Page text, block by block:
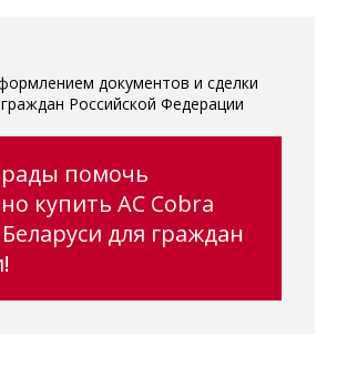
документов и сделки
Российской Федерации
помочь
купить AC Cobra
для граждан